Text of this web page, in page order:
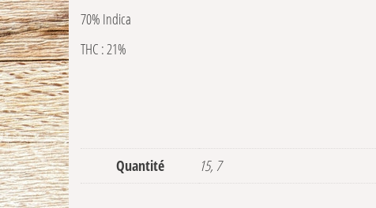
70% Indica
THC : 21%
Quantité 15, 7